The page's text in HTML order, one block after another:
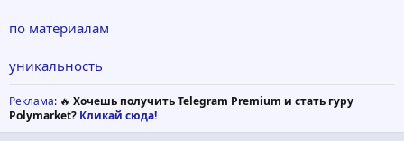
по материалам
уникальность
Реклама: 🔥 Хочешь получить Telegram Premium и стать гуру
Polymarket? Кликай сюда!